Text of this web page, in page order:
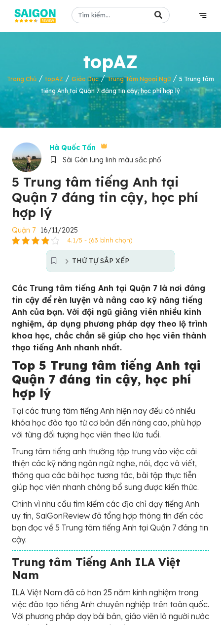
topAZ
Trang Chủ / topAZ / Giáo Dục/Trung Tâm Ngoại Ngữ/ 5 Trung tâm
tiếng Anh tại Quận 7 đáng tin cậy, học phí hợp lý
Hà Quốc Tấn
Sài Gòn lung linh màu sắc phố
5 Trung tâm tiếng Anh tại
Quận 7 đáng tin cậy, học phí
hợp lý
Quận 7 16/11/2025
4.1/5 - (63 bình chọn)
THỨ TỰ SẮP XẾP
Các Trung tâm tiếng Anh tại Quận 7 là nơi đáng
tin cậy để rèn luyện và nâng cao kỹ năng tiếng
Anh của bạn. Với đội ngũ giảng viên nhiều kinh
nghiệm, áp dụng phương pháp dạy theo lộ trình
khoa học, chắc chắn sẽ giúp cho học viên thành
thạo tiếng Anh nhanh nhất.
Top 5 Trung tâm tiếng Anh tại
Quận 7 đáng tin cậy, học phí
hợp lý
Tại các trung tâm tiếng Anh hiện nay đều có nhiều
khóa học đào tạo từ cơ bản đến nâng cao, phù hợp
với từng đối tượng học viên theo lứa tuổi.
Trung tâm tiếng anh thường tập trung vào việc cải
thiện các kỹ năng ngôn ngữ: nghe, nói, đọc và viết,
thông qua các bài học tương tác, bài tập thực tiễn
giúp học viên nhanh chóng bổ sung được kiến thức.
Chính vì nhu cầu tìm kiếm các địa chỉ dạy tiếng Anh
uy tín, SaiGonReview đã tổng hợp thông tin đến các
bạn đọc về 5 Trung tâm tiếng Anh tại Quận 7 đáng tin
cậy.
Trung tâm Tiếng Anh ILA Việt
Nam
ILA Việt Nam đã có hơn 25 năm kinh nghiệm trong
việc đào tạo tiếng Anh chuyên nghiệp trên toàn quốc.
Với phương pháp dạy bài bản, giáo viên là người nước